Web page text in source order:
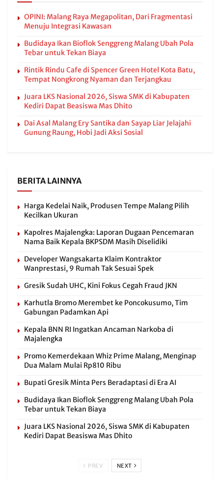
OPINI: Malang Raya Megapolitan, Dari Fragmentasi
Menuju Integrasi Kawasan
Budidaya Ikan Bioflok Senggreng Malang Ubah Pola
Tebar untuk Tekan Biaya
Rintik Rindu Cafe di Spencer Green Hotel Kota Batu,
Tempat Nongkrong Nyaman dan Terjangkau
Juara LKS Nasional 2026, Siswa SMK di Kabupaten
Kediri Dapat Beasiswa Mas Dhito
Dai Asal Malang Ery Santika dan Sayap Liar Jelajahi
Gunung Raung, Hobi Jadi Aksi Sosial
BERITA LAINNYA
Harga Kedelai Naik, Produsen Tempe Malang Pilih
Kecilkan Ukuran
Kapolres Majalengka: Laporan Dugaan Pencemaran
Nama Baik Kepala BKPSDM Masih Diselidiki
Developer Wangsakarta Klaim Kontraktor
Wanprestasi, 9 Rumah Tak Sesuai Spek
Gresik Sudah UHC, Kini Fokus Cegah Fraud JKN
Karhutla Bromo Merembet ke Poncokusumo, Tim
Gabungan Padamkan Api
Kepala BNN RI Ingatkan Ancaman Narkoba di
Majalengka
Promo Kemerdekaan Whiz Prime Malang, Menginap
Dua Malam Mulai Rp810 Ribu
Bupati Gresik Minta Pers Beradaptasi di Era AI
Budidaya Ikan Bioflok Senggreng Malang Ubah Pola
Tebar untuk Tekan Biaya
Juara LKS Nasional 2026, Siswa SMK di Kabupaten
Kediri Dapat Beasiswa Mas Dhito
PREV NEXT